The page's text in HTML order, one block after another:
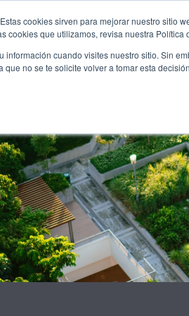
cookies sirven para mejorar nuestro sitio
cookies que utilizamos, revisa nuestra Política
información cuando visites nuestro sitio. Sin
no se te solicite volver a tomar esta
«Cal
no